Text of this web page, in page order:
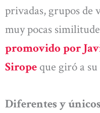
privadas, grupos de
muy pocas
promovido por
Sirope que giró a
Diferentes y únicos